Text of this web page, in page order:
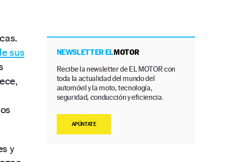
sus
y
NEWSLETTER ELMOTOR
Recibe la newsletter de EL MOTOR con
toda la actualidad del mundo del
automóvil y la moto, tecnología,
seguridad, conducción y eficiencia.
APÚNTATE